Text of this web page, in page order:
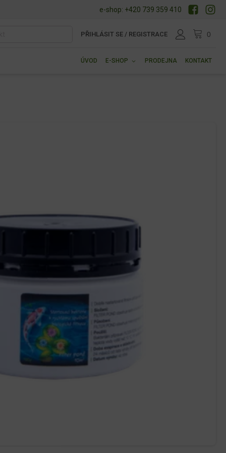
e-shop: +420 739 359 410
PŘIHLÁSIT SE / REGISTRACE
ÚVOD E-SHOP PRODEJNA KONTAKT